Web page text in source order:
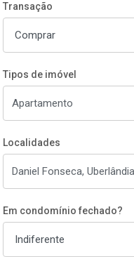
Transação
Tipos de imóvel
Localidades
Em condomínio fechado?